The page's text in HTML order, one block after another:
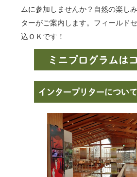
ムに参加しませんか？自然の楽し
ターがご案内します。フィールド
込ＯＫです！